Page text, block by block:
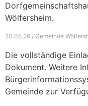
Wölfersheim.
20.05.26 / Gemeinde
Die vollständige
Dokument. Weitere
Gemeinde zur